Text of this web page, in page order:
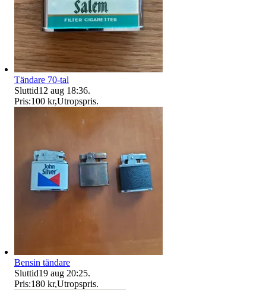
Tändare 70-tal
Sluttid12 aug 18:36.
Pris:100 kr,Utropspris.
Bensin tändare
Sluttid19 aug 20:25.
Pris:180 kr,Utropspris.